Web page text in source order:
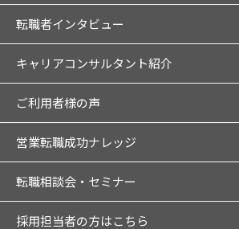
転職者インタビュー
キャリアコンサルタント紹介
ご利用者様の声
営業転職成功ナレッジ
転職相談会・セミナー
採用担当者の方はこちら